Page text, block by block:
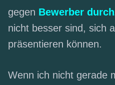
gegen Bewerber
nicht besser sind, sich
präsentieren können.
Wenn ich nicht gerade